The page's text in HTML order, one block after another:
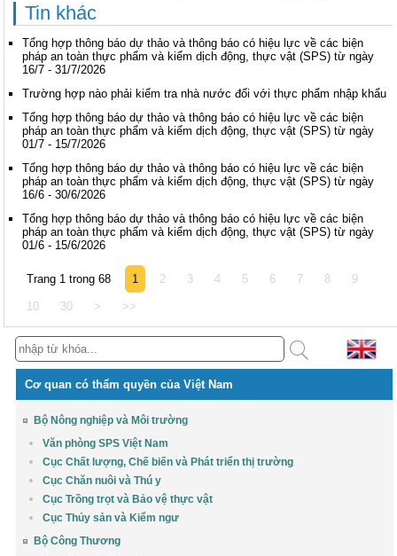
Tin khác
Tổng hợp thông báo dự thảo và thông báo có hiệu lực về các biện
pháp an toàn thực phẩm và kiểm dịch động, thực vật (SPS) từ ngày
16/7 - 31/7/2026
Trường hợp nào phải kiểm tra nhà nước đối với thực phẩm nhập khẩu
Tổng hợp thông báo dự thảo và thông báo có hiệu lực về các biện
pháp an toàn thực phẩm và kiểm dịch động, thực vật (SPS) từ ngày
01/7 - 15/7/2026
Tổng hợp thông báo dự thảo và thông báo có hiệu lực về các biện
pháp an toàn thực phẩm và kiểm dịch động, thực vật (SPS) từ ngày
16/6 - 30/6/2026
Tổng hợp thông báo dự thảo và thông báo có hiệu lực về các biện
pháp an toàn thực phẩm và kiểm dịch động, thực vật (SPS) từ ngày
01/6 - 15/6/2026
Trang 1 trong 68 1 2 3 4 5 6 7 8 9
10 30 > >>
Cơ quan có thẩm quyền của Việt Nam
Bộ Nông nghiệp và Môi trường
Văn phòng SPS Việt Nam
Cục Chất lượng, Chế biến và Phát triển thị trường
Cục Chăn nuôi và Thú y
Cục Trồng trọt và Bảo vệ thực vật
Cục Thủy sản và Kiểm ngư
Bộ Công Thương